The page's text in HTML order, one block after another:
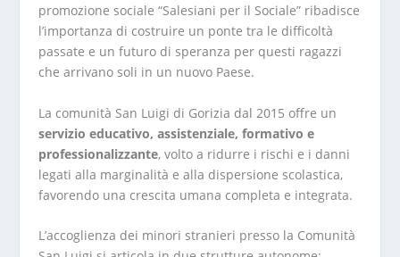
promozione sociale “Salesiani per il Sociale” ribadisce
l’importanza di costruire un ponte tra le difficoltà
passate e un futuro di speranza per questi ragazzi
che arrivano soli in un nuovo Paese.
La comunità San Luigi di Gorizia dal 2015 offre un
servizio educativo, assistenziale, formativo e
professionalizzante, volto a ridurre i rischi e i danni
legati alla marginalità e alla dispersione scolastica,
favorendo una crescita umana completa e integrata.
L’accoglienza dei minori stranieri presso la Comunità